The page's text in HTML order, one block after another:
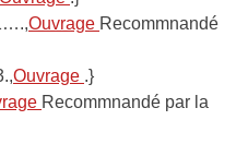
Ouvrage Recommnandé
Ouvrage .}
Recommnandé par la